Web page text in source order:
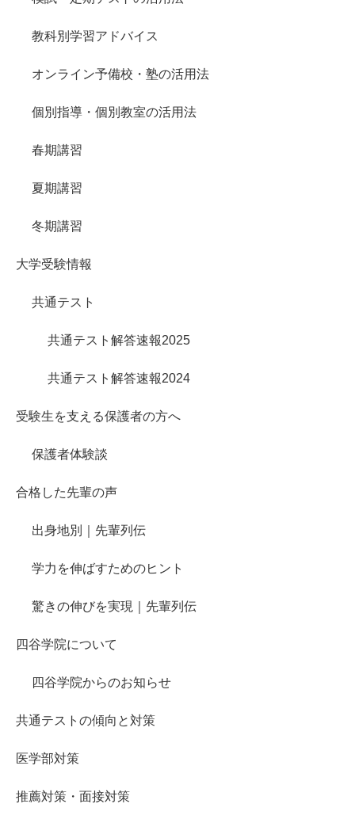
教科別学習アドバイス
オンライン予備校・塾の活用法
個別指導・個別教室の活用法
春期講習
夏期講習
冬期講習
大学受験情報
共通テスト
共通テスト解答速報2025
共通テスト解答速報2024
受験生を支える保護者の方へ
保護者体験談
合格した先輩の声
出身地別｜先輩列伝
学力を伸ばすためのヒント
驚きの伸びを実現｜先輩列伝
四谷学院について
四谷学院からのお知らせ
共通テストの傾向と対策
医学部対策
推薦対策・面接対策